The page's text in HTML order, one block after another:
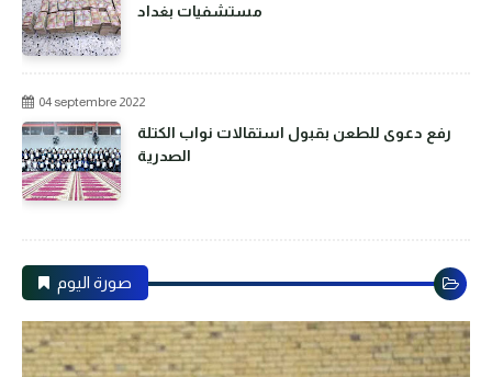
مستشفيات بغداد
04 septembre 2022
رفع دعوى للطعن بقبول استقالات نواب الكتلة
الصدرية
صورة اليوم